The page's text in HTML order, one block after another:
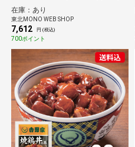
在庫：あり
東北MONO WEB SHOP
7,612 円 (税込)
700ポイント